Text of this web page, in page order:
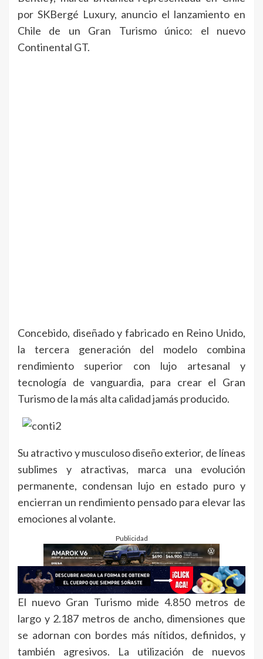
por SKBergé Luxury, anuncio el lanzamiento en
Chile de un Gran Turismo único: el nuevo
Continental GT.
Concebido, diseñado y fabricado en Reino Unido,
la tercera generación del modelo combina
rendimiento superior con lujo artesanal y
tecnología de vanguardia, para crear el Gran
Turismo de la más alta calidad jamás producido.
Su atractivo y musculoso diseño exterior, de líneas
sublimes y atractivas, marca una evolución
permanente, condensan lujo en estado puro y
encierran un rendimiento pensado para elevar las
emociones al volante.
Publicidad
El nuevo Gran Turismo mide 4.850 metros de
largo y 2.187 metros de ancho, dimensiones que
se adornan con bordes más nítidos, definidos, y
también agresivos. La utilización de nuevos